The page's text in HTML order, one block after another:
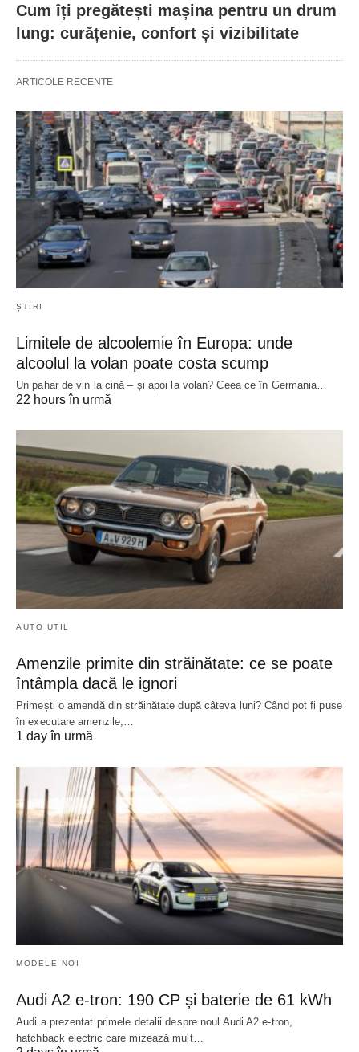
Cum îți pregătești mașina pentru un drum
lung: curățenie, confort și vizibilitate
ARTICOLE RECENTE
ȘTIRI
Limitele de alcoolemie în Europa: unde
alcoolul la volan poate costa scump
Un pahar de vin la cină – și apoi la volan? Ceea ce în Germania…
22 hours în urmă
AUTO UTIL
Amenzile primite din străinătate: ce se poate
întâmpla dacă le ignori
Primești o amendă din străinătate după câteva luni? Când pot fi puse
în executare amenzile,…
1 day în urmă
MODELE NOI
Audi A2 e-tron: 190 CP și baterie de 61 kWh
Audi a prezentat primele detalii despre noul Audi A2 e-tron,
hatchback electric care mizează mult…